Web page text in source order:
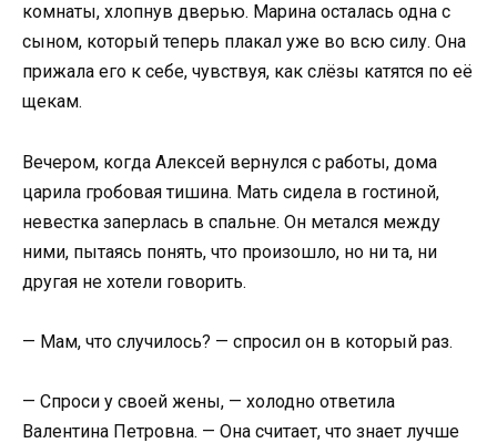
комнаты, хлопнув дверью. Марина осталась одна с
сыном, который теперь плакал уже во всю силу. Она
прижала его к себе, чувствуя, как слёзы катятся по её
щекам.
Вечером, когда Алексей вернулся с работы, дома
царила гробовая тишина. Мать сидела в гостиной,
невестка заперлась в спальне. Он метался между
ними, пытаясь понять, что произошло, но ни та, ни
другая не хотели говорить.
— Мам, что случилось? — спросил он в который раз.
— Спроси у своей жены, — холодно ответила
Валентина Петровна. — Она считает, что знает лучше